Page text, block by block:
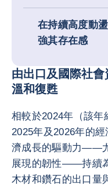
在持續高度動
強其存在感
由出口及國際社
溫和復甦
相較於2024年（該
2025年及2026年的
濟成長的驅動力——
展現的韌性——持續
木材和鑽石的出口量